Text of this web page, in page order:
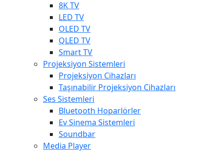
8K TV
LED TV
OLED TV
QLED TV
Smart TV
Projeksiyon Sistemleri
Projeksiyon Cihazları
Taşınabilir Projeksiyon Cihazları
Ses Sistemleri
Bluetooth Hoparlörler
Ev Sinema Sistemleri
Soundbar
Media Player